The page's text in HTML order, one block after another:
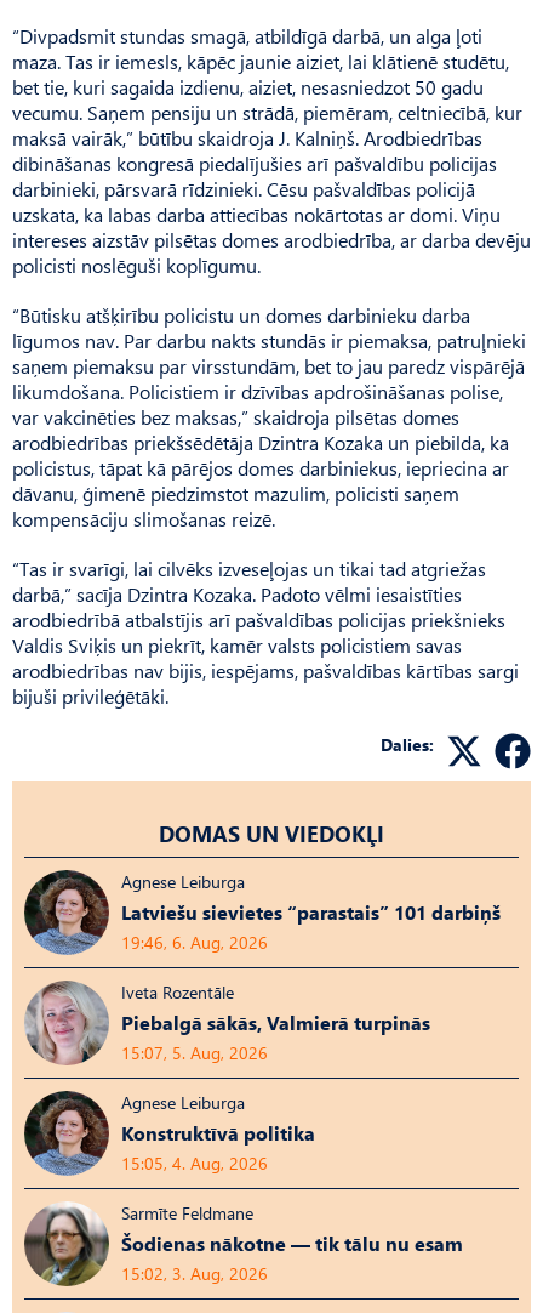
“Divpadsmit stundas smagā, atbildīgā darbā, un alga ļoti
maza. Tas ir iemesls, kāpēc jaunie aiziet, lai klātienē studētu,
bet tie, kuri sagaida izdienu, aiziet, nesasniedzot 50 gadu
vecumu. Saņem pensiju un strādā, piemēram, celtniecībā, kur
maksā vairāk,” būtību skaidroja J. Kalniņš. Arodbiedrības
dibināšanas kongresā piedalījušies arī pašvaldību policijas
darbinieki, pārsvarā rīdzinieki. Cēsu pašvaldības policijā
uzskata, ka labas darba attiecības nokārtotas ar domi. Viņu
intereses aizstāv pilsētas domes arodbiedrība, ar darba devēju
policisti noslēguši koplīgumu.
“Būtisku atšķirību policistu un domes darbinieku darba
līgumos nav. Par darbu nakts stundās ir piemaksa, patruļnieki
saņem piemaksu par virsstundām, bet to jau paredz vispārējā
likumdošana. Policistiem ir dzīvības apdrošināšanas polise,
var vakcinēties bez maksas,” skaidroja pilsētas domes
arodbiedrības priekšsēdētāja Dzintra Kozaka un piebilda, ka
policistus, tāpat kā pārējos domes darbiniekus, iepriecina ar
dāvanu, ģimenē piedzimstot mazulim, policisti saņem
kompensāciju slimošanas reizē.
“Tas ir svarīgi, lai cilvēks izveseļojas un tikai tad atgriežas
darbā,” sacīja Dzintra Kozaka. Padoto vēlmi iesaistīties
arodbiedrībā atbalstījis arī pašvaldības policijas priekšnieks
Valdis Sviķis un piekrīt, kamēr valsts policistiem savas
arodbiedrības nav bijis, iespējams, pašvaldības kārtības sargi
bijuši privileģētāki.
Dalies:
DOMAS UN VIEDOKĻI
Agnese Leiburga
Latviešu sievietes “parastais” 101 darbiņš
19:46, 6. Aug, 2026
Iveta Rozentāle
Piebalgā sākās, Valmierā turpinās
15:07, 5. Aug, 2026
Agnese Leiburga
Konstruktīvā politika
15:05, 4. Aug, 2026
Sarmīte Feldmane
Šodienas nākotne — tik tālu nu esam
15:02, 3. Aug, 2026